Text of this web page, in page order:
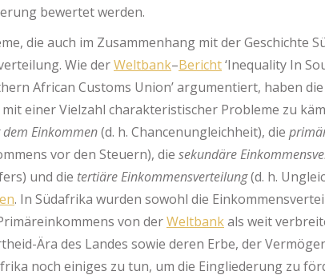
bewertet werden.
die auch im Zusammenhang mit der Geschichte
Wie derWeltbank–Bericht‘Inequality In
African Customs Union’ argumentiert, haben
mit einer Vielzahl charakteristischer Probleme zu
Einkommen(d. h. Chancenungleichheit), die
vor den Steuern), die sekundäre
und die tertiäre Einkommensverteilung(d. h.
. In Südafrika wurden sowohl die
von derWeltbankals weit
Ära des Landes sowie deren Erbe, der
noch einiges zu tun, um die Eingliederung zu